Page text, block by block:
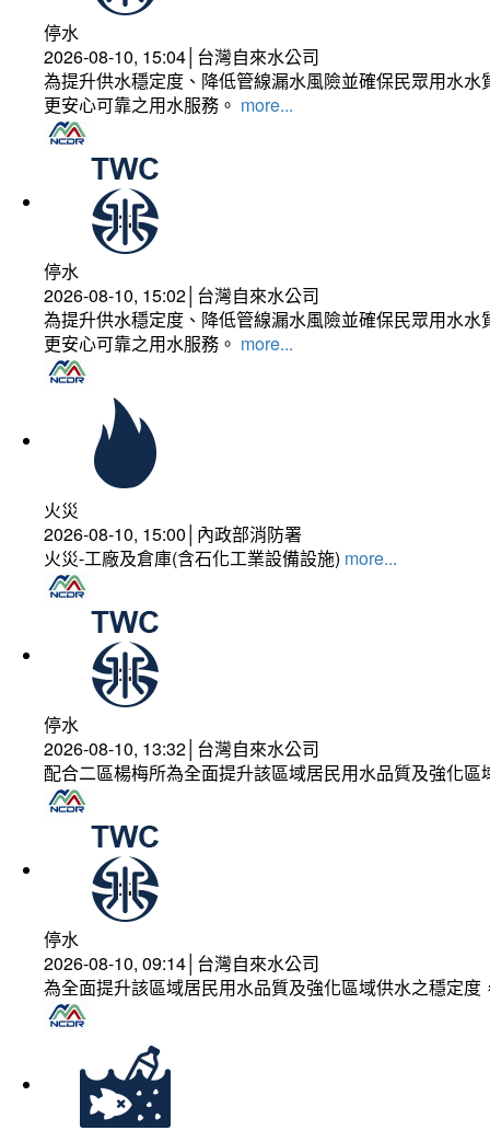
停水
2026-08-10, 15:04│台灣自來水公司
為提升供水穩定度、降低管線漏水風險並確保民眾用水
更安心可靠之用水服務。 more...
停水
2026-08-10, 15:02│台灣自來水公司
為提升供水穩定度、降低管線漏水風險並確保民眾用水
更安心可靠之用水服務。 more...
火災
2026-08-10, 15:00│內政部消防署
火災-工廠及倉庫(含石化工業設備設施) more...
停水
2026-08-10, 13:32│台灣自來水公司
配合二區楊梅所為全面提升該區域居民用水品質及強化
停水
2026-08-10, 09:14│台灣自來水公司
為全面提升該區域居民用水品質及強化區域供水之穩定